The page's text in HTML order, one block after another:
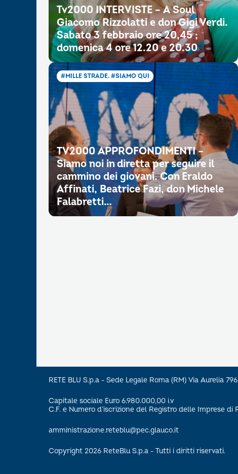
Tv2000 INTERVISTE – A Soul
Giacomo Rizzolatti e don Gigi Verdi.
Sabato 3 febbraio ore 20,45 ;
domenica 4 ore 12.20 e 20.30
#MILLE STRADE. #SIAMO QUI
TV2000 APPROFONDIMENTI –
Siamo noi in diretta per seguire il
cammino dei giovani. Con Eraldo
Affinati, Beatrice Fazi, don Michele
Falabretti…
RETE BLU S.p.a - Sede Legale Roma (RM) Via Aurelia
Capitale sociale Euro 6.980.000,00 i.v
C.F. e Numero d’iscrizione del Registro delle Imprese di
amministrazione.reteblu@pec.glauco.it
Copyright 2026 ReteBlu S.p.a - Tutti i diritti riservati.